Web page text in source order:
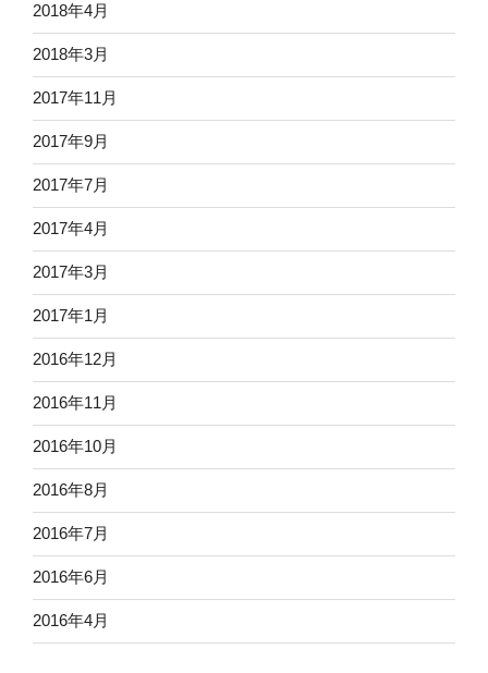
2018年4月
2018年3月
2017年11月
2017年9月
2017年7月
2017年4月
2017年3月
2017年1月
2016年12月
2016年11月
2016年10月
2016年8月
2016年7月
2016年6月
2016年4月